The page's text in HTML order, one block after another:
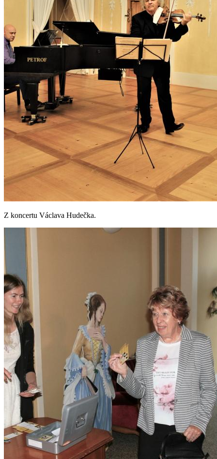
Z koncertu Václava Hudečka.